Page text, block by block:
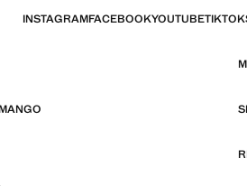
INSTAGRAMFACEBOOKYOUTUBETIKTOK